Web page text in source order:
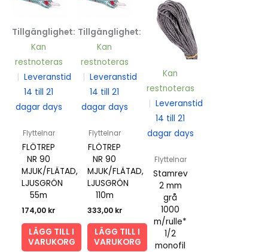
Tillgänglighet:
Kan
restnoteras
| Leveranstid
14 till 21
dagar days
Flyttelnar
FLÖTREP
NR 90
MJUK/FLÄTAD,
LJUSGRÖN
55m
174,00 kr
LÄGG TILL I
VARUKORG
Tillgänglighet:
Kan
restnoteras
| Leveranstid
14 till 21
dagar days
Flyttelnar
FLÖTREP
NR 90
MJUK/FLÄTAD,
LJUSGRÖN
110m
333,00 kr
LÄGG TILL I
VARUKORG
Kan
restnoteras
| Leveranstid
14 till 21
dagar days
Flyttelnar
Stamrev
2 mm
grå
1000
m/rulle*
1/2
monofil